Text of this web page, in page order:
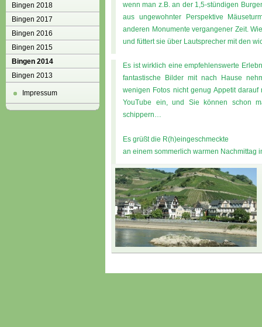
Bingen 2018
Bingen 2017
Bingen 2016
Bingen 2015
Bingen 2014
Bingen 2013
Impressum
wenn man z.B. an der 1,5-stündigen
aus ungewohnter Perspektive
anderen Monumente vergangener Zeit.
und füttert sie über Lautsprecher mit den
Es ist wirklich eine empfehlenswerte
fantastische Bilder mit nach Hause
wenigen Fotos nicht genug Appetit
YouTube ein, und Sie können schon
schippern…
Es grüßt die R(h)eingeschmeckte
an einem sommerlich warmen Nachmittag